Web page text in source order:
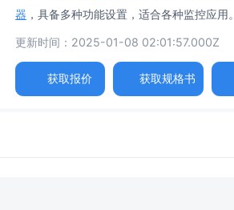
器 ，具备多种功能设置，适合各种监控应用。
更新时间：2025-01-08 02:01:57.000Z
获取报价 获取规格书